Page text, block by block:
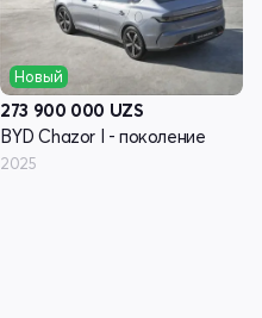
Новый
273 900 000 UZS
BYD Chazor I - поколение
2025